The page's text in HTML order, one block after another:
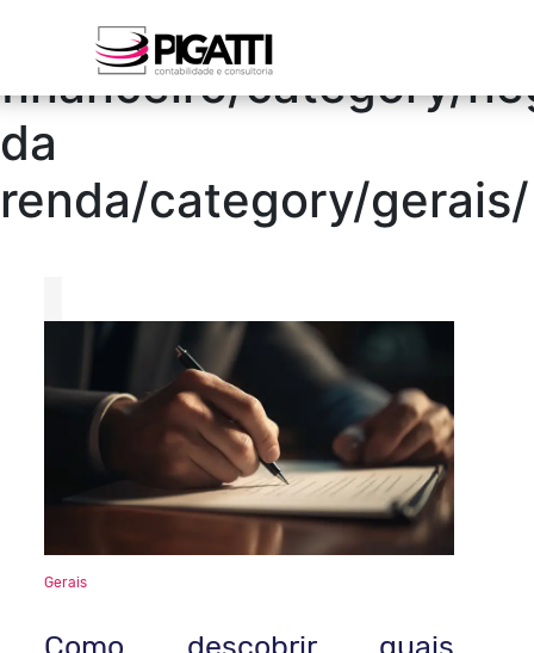
/blog/category/bpo
financeiro/category/
da
renda/category/gerais/
Gerais